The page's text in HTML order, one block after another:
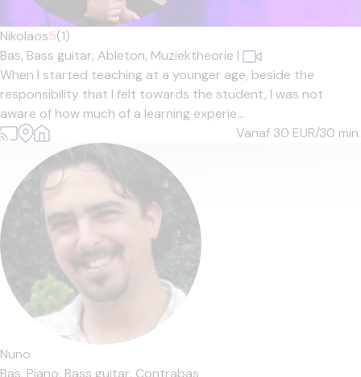
Nikolaos5(1)
Bas, Bass guitar, Ableton, Muziektheorie |
When I started teaching at a younger age, beside the
responsibility that I felt towards the student, I was not
aware of how much of a learning experie...
Vanaf 30 EUR/30 min.
Nuno
Bas, Piano, Bass guitar, Contrabas